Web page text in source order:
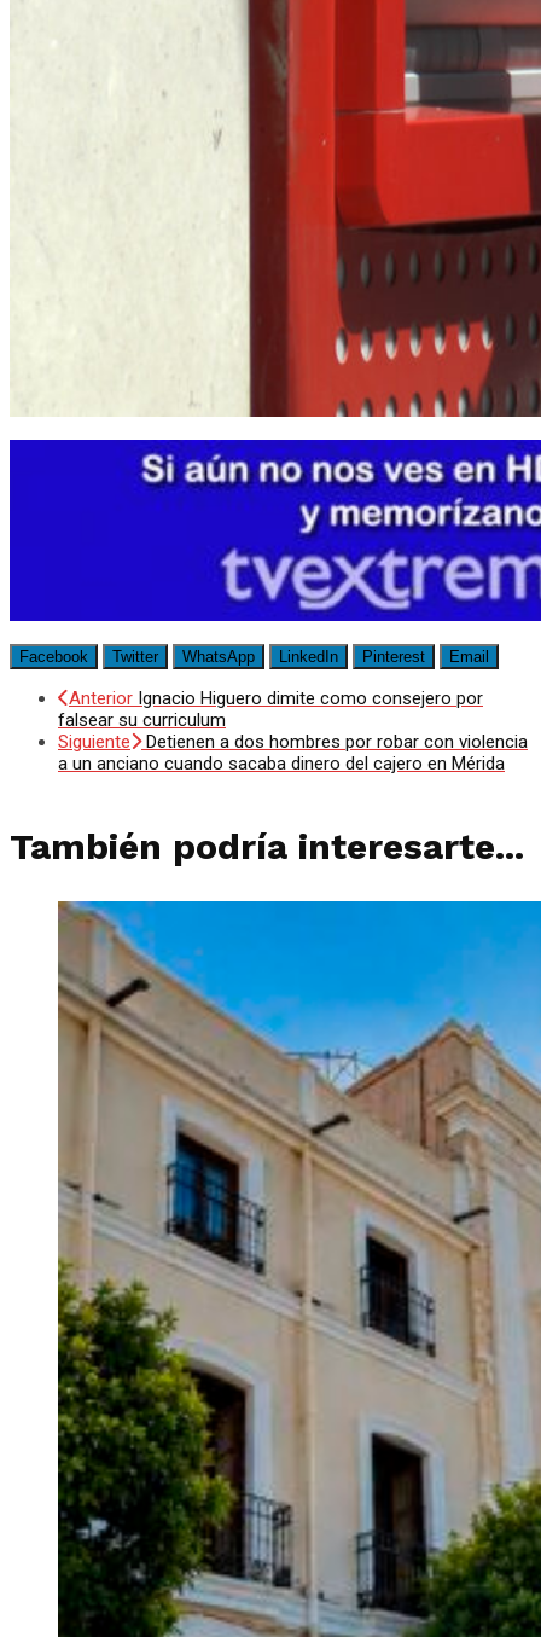
Facebook Twitter WhatsApp LinkedIn Pinterest Email
Anterior Ignacio Higuero dimite como consejero por
falsear su curriculum
Siguiente
Detienen a dos hombres por robar con violencia
a un anciano cuando sacaba dinero del cajero en Mérida
También podría interesarte...